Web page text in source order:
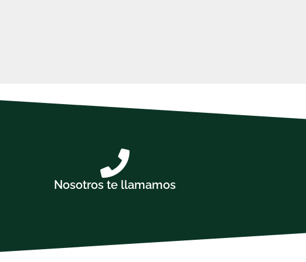
Nosotros te llamamos